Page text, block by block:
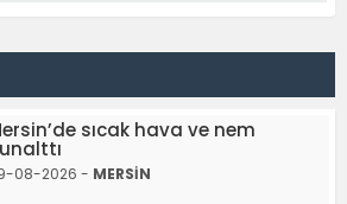
sıcak hava ve nem
08-2026 - MERSİN